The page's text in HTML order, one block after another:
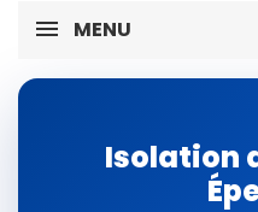
MENU
Isolation